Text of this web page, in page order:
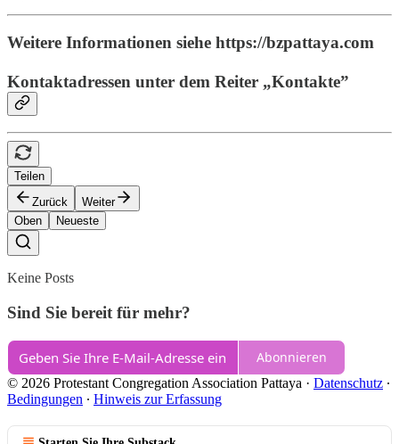
Weitere Informationen siehe https://bzpattaya.com
Kontaktadressen unter dem Reiter „Kontakte”
Teilen
Zurück
Weiter
Oben
Neueste
Keine Posts
Sind Sie bereit für mehr?
Abonnieren
© 2026 Protestant Congregation Association Pattaya · Datenschutz ∙
Bedingungen ∙ Hinweis zur Erfassung